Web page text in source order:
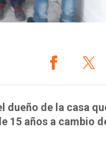
dueño de la casa
15 años a cambio